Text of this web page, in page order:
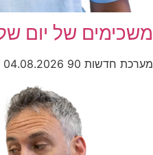
של יום שלישי
חדשות 90 04.08.2026
15:17